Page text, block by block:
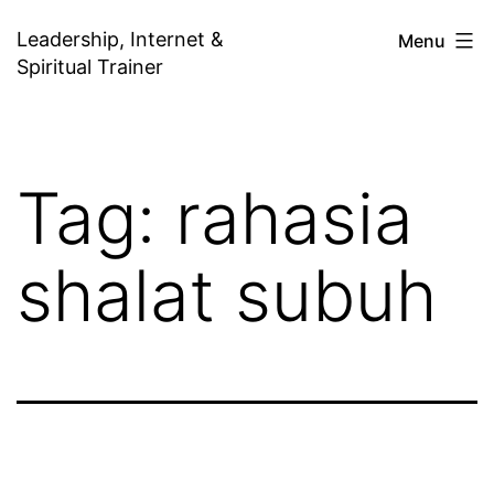
to
Leadership, Internet &
Spiritual Trainer
Menu
Tag: rahasia
shalat subuh